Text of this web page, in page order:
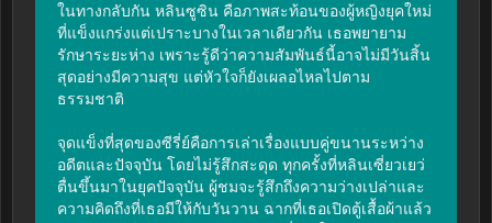
ในทางกลับกัน หลินซูซิน คือภาพสะท้อนของผู้หญิงยุคใหม่
ที่แข็งแกร่งแต่เปราะบางในเวลาเดียวกัน เธอพยายาม
รักษาระยะห่าง เพราะรู้ดีว่าความสัมพันธ์นี้อาจไม่มีวันสิ้น
สุดอย่างมีความสุข แต่หัวใจก็ยังเผลอไหลไปตาม
ธรรมชาติ
จุดแข็งที่สุดของซีรี่ย์คือการเล่าเรื่องแบบคู่ขนานระหว่าง
อดีตและปัจจุบัน โดยไม่รู้สึกสะดุด ทุกครั้งที่หลินเซี่ยวเยว่
ตื่นขึ้นมาในยุคปัจจุบัน ผู้ชมจะรู้สึกถึงความว่างเปล่าและ
ความคิดถึงที่เธอมีให้กับวันวาน ฉากที่เธอเปิดตู้เสื้อผ้าแล้ว